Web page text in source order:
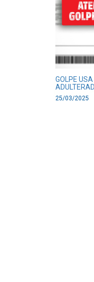
GOLPE
25/03/2025